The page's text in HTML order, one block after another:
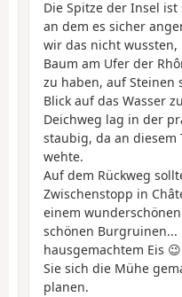
Die Spitze der Insel ist
an dem es sicher
wir das nicht
Baum am Ufer der
zu haben, auf Steinen
Blick auf das Wasser
Deichweg lag in der
staubig, da an diesem
wehte.
Auf dem Rückweg
Zwischenstopp in
einem
schönen Burgruinen...
hausgemachtem Eis
Sie sich die Mühe
planen.